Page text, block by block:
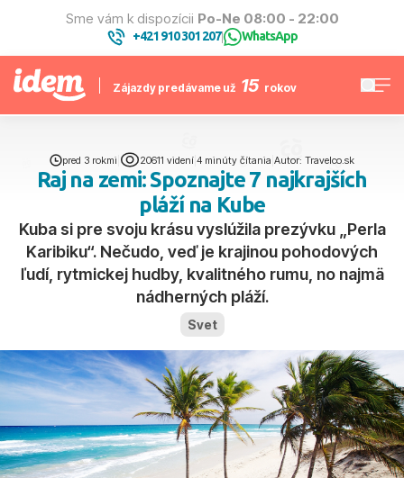
Sme vám k dispozícii Po-Ne 08:00 - 22:00
+421 910 301 207| WhatsApp
Zájazdy predávame už 15 rokov
pred 3 rokmi 20611 videní 4 minúty čítania Autor: Travelco.sk
Raj na zemi: Spoznajte 7 najkrajších
pláží na Kube
Kuba si pre svoju krásu vyslúžila prezývku „Perla
Karibiku“. Nečudo, veď je krajinou pohodových
ľudí, rytmickej hudby, kvalitného rumu, no najmä
nádherných pláží.
Svet